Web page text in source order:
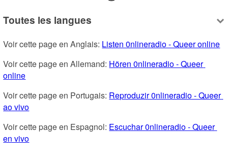
Toutes les langues
Voir cette page en Anglais: Listen 0nlineradio - Queer online
Voir cette page en Allemand: Hören 0nlineradio - Queer
online
Voir cette page en Portugais: Reproduzir 0nlineradio - Queer
ao vivo
Voir cette page en Espagnol: Escuchar 0nlineradio - Queer
en vivo